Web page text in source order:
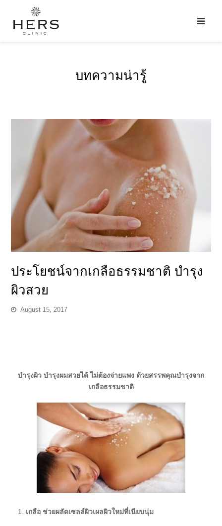
บทความน่ารู้
ประโยชน์จากเกลือธรรมชาติ บำรุง
ผิวสวย
August 15, 2017
บำรุงผิว บำรุงผมสวยได้ ไม่ต้องจ่ายแพง ด้วยสรรพคุณบำรุงจาก
เกลือธรรมชาติ
เกลือ ช่วยผลัดเซลล์ผิวเผลผิวใหม่ที่เนียบนุ่ม